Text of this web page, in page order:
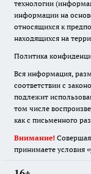
технологии
информации на
относящихся к
находящихся на
Политика
Вся информация,
соответствии с
подлежит
том числе
как с письменного
Внимание!
принимаете условия «